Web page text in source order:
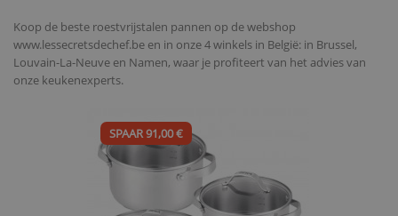
Koop de beste roestvrijstalen pannen op de webshop
www.lessecretsdechef.be en in onze 4 winkels in België: in Brussel,
Louvain-La-Neuve en Namen, waar je profiteert van het advies van
onze keukenexperts.
SPAAR 91,00 €